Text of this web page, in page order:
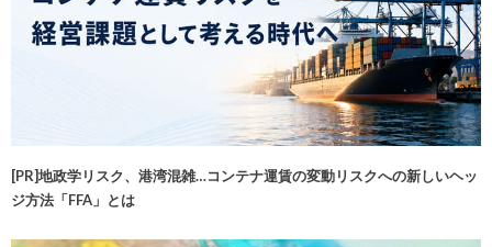
[PR]地政学リスク、港湾混雑…コンテナ運賃の変動リスクへの新しいヘッ
ジ方法「FFA」とは